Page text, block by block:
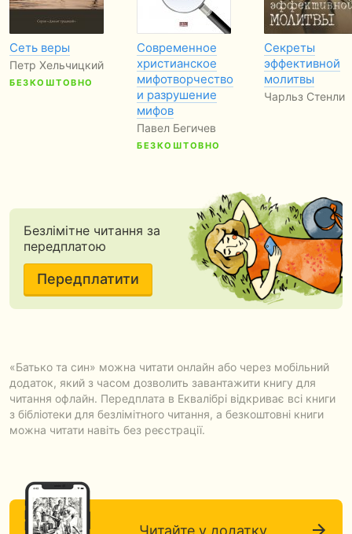
Сеть веры
Петр Хельчицкий
БЕЗКОШТОВНО
Современное
христианское
мифотворчество
и разрушение
мифов
Павел Бегичев
БЕЗКОШТОВНО
Секреты
эффективной
молитвы
Чарльз Стенли
Безлімітне читання за
передплатою
Передплатити
«Батько та син» можна читати онлайн або через мобільний
додаток, який з часом дозволить завантажити книгу для
читання офлайн. Передплата в Еквалібрі відкриває всі книги
з бібліотеки для безлімітного читання, а безкоштовні книги
можна читати навіть без реєстрації.
Читайте у додатку